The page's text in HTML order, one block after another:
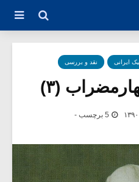
ایرانی نقد و بررسی
(۳)
5 برچسب -